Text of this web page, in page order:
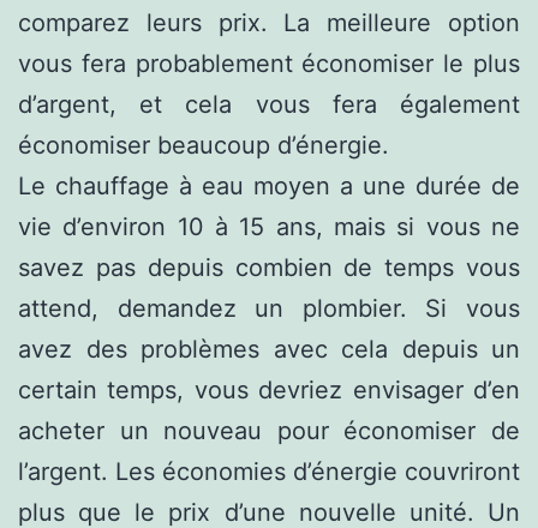
comparez leurs prix. La meilleure option
vous fera probablement économiser le plus
d’argent, et cela vous fera également
économiser beaucoup d’énergie.
Le chauffage à eau moyen a une durée de
vie d’environ 10 à 15 ans, mais si vous ne
savez pas depuis combien de temps vous
attend, demandez un plombier. Si vous
avez des problèmes avec cela depuis un
certain temps, vous devriez envisager d’en
acheter un nouveau pour économiser de
l’argent. Les économies d’énergie couvriront
plus que le prix d’une nouvelle unité. Un